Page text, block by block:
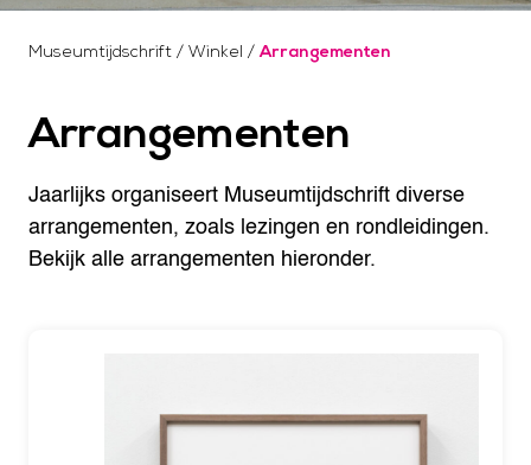
Museumtijdschrift / Winkel /Arrangementen
Arrangementen
Jaarlijks organiseert Museumtijdschrift diverse
arrangementen, zoals lezingen en rondleidingen.
Bekijk alle arrangementen hieronder.